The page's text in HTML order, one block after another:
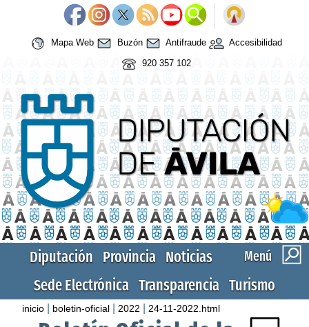
Mapa Web Buzón Antifraude
Accesibilidad
920 357 102
Menú
Diputación Provincia Noticias
Sede Electrónica Transparencia Turismo
inicio boletin-oficial 2022 24-11-2022.html